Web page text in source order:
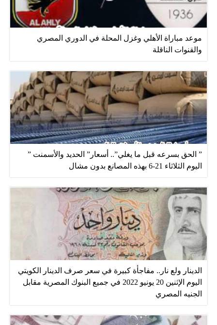
موعد مباراة الأهلي وغزل المحلة في الدوري المصري
والقنوات الناقلة
” الحق بسرعه قبل ما يغلي”.. أسعار” الحديد والأسمنت ”
اليوم الثلاثاء 21-6 بهذه المصانع بدون مشال
الدينار ولع نار.. مفاجأة كبيرة في سعر صرف الدينار الكويتي
اليوم الإثنين 20 يونيو 2022 في جميع البنوك المصرية مقابل
الجنيه المصري